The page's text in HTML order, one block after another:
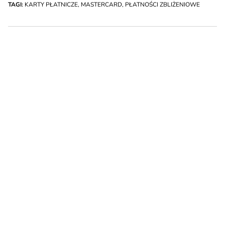
TAGI: KARTY PŁATNICZE, MASTERCARD, PŁATNOŚCI ZBLIŻENIOWE